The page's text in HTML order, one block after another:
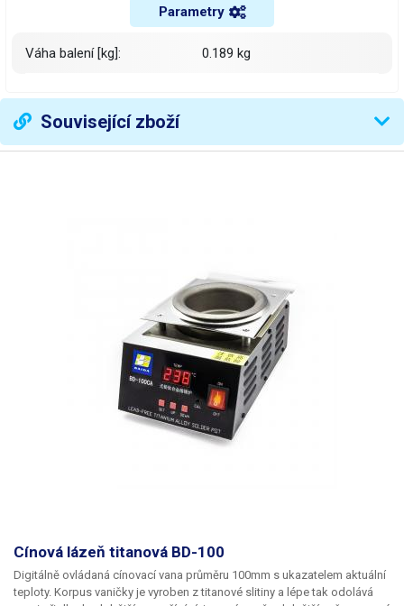
Parametry
Váha balení [kg]: 0.189 kg
Související zboží
Cínová lázeň titanová BD-100
Digitálně ovládaná cínovací vana průměru 100mm s ukazatelem aktuální
teploty. Korpus vaničky je vyroben z titanové slitiny a lépe tak odolává